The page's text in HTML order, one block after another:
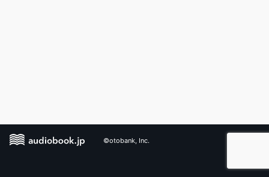
©otobank, Inc.